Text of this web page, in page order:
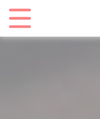
Panneau de gestion des